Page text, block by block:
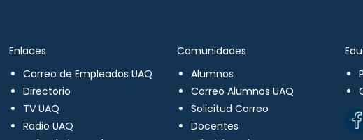
Enlaces
Correo de Empleados UAQ
Directorio
TV UAQ
Radio UAQ
Comunidades
Alumnos
Correo Alumnos UAQ
Solicitud Correo
Docentes